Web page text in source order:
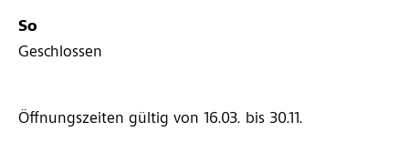
So
Geschlossen
Öffnungszeiten gültig von 16.03. bis 30.11.